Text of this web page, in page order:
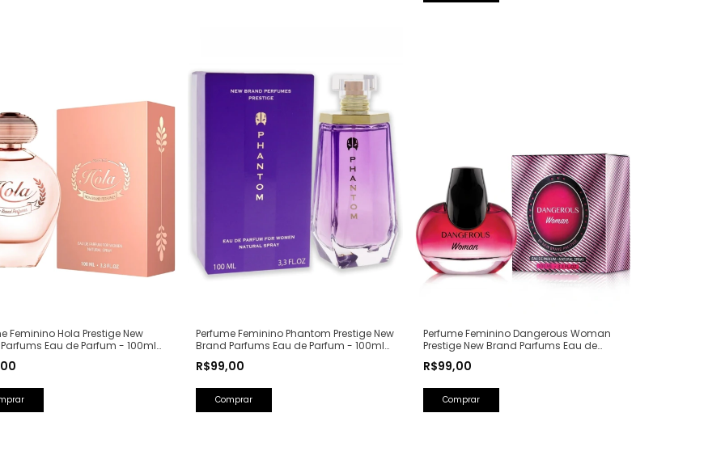
Feminino Hola Prestige New
Eau de Parfum - 100ml
Perfume Feminino Phantom Prestige New
Brand Parfums Eau de Parfum - 100ml
R$99,00
Perfume Feminino Dangerous Woman
Prestige New Brand Parfums Eau de
Dior)
R$99,00